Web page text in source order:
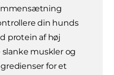
din hunds
protein af høj
muskler og
for et